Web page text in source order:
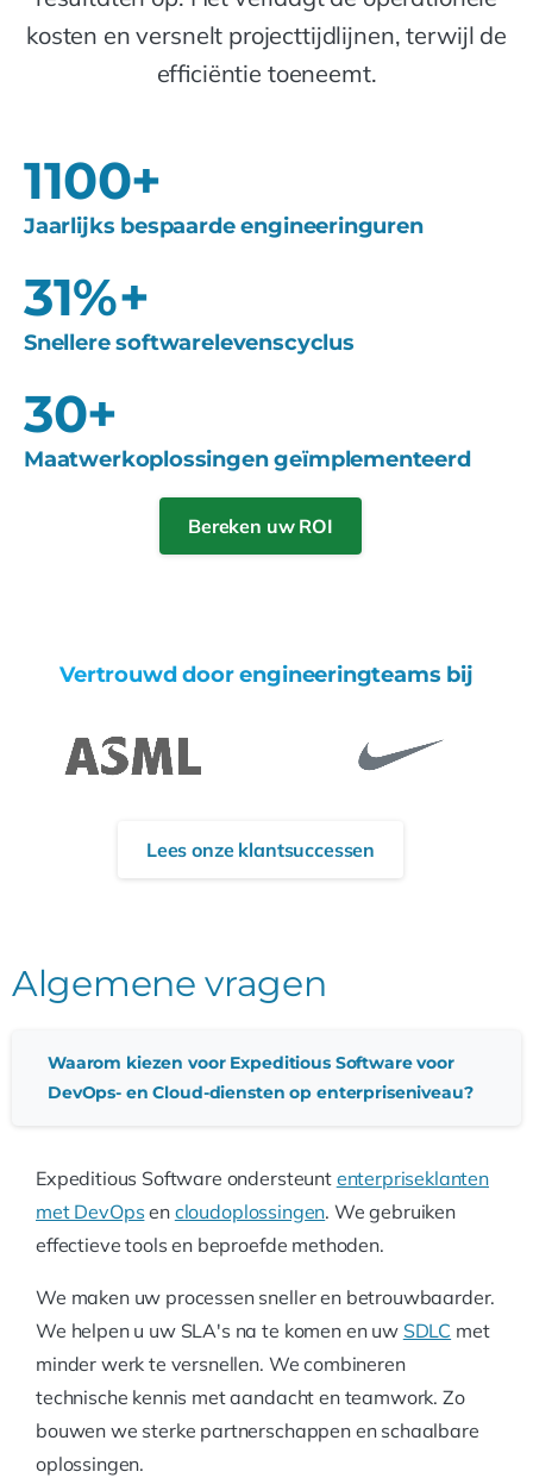
kosten en versnelt projecttijdlijnen, terwijl de
efficiëntie toeneemt.
1100+
Jaarlijks bespaarde engineeringuren
31%+
Snellere softwarelevenscyclus
30+
Maatwerkoplossingen geïmplementeerd
Bereken uw ROI
Vertrouwd door engineeringteams bij
Lees onze klantsuccessen
Algemene vragen
Waarom kiezen voor Expeditious Software voor
DevOps- en Cloud-diensten op enterpriseniveau?
Expeditious Software ondersteunt enterpriseklanten
met DevOps en cloudoplossingen. We gebruiken
effectieve tools en beproefde methoden.
We maken uw processen sneller en betrouwbaarder.
We helpen u uw SLA's na te komen en uw SDLC met
minder werk te versnellen. We combineren
technische kennis met aandacht en teamwork. Zo
bouwen we sterke partnerschappen en schaalbare
oplossingen.